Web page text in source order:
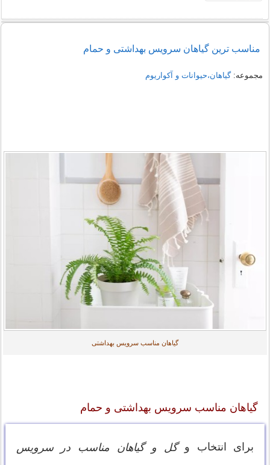
مناسب ترین گیاهان سرویس بهداشتی و حمام
مجموعه:گیاهان،حیوانات و آکواریوم
گیاهان مناسب سرویس بهداشتی
گیاهان مناسب سرویس بهداشتی و حمام
برای انتخاب وگل و گیاهان مناسب در سرویس